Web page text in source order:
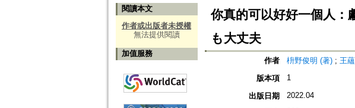
閱讀本文
作者或出版者未授權
無法提供閱讀
加值服務
你真的可以好好一個人：
も大丈夫
作者 枡野俊明 (著); 王
版本項
1
出版日期 2022.04